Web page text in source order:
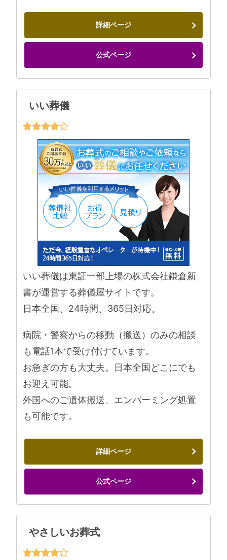
詳細ページ
公式ページ
いい葬儀
いい葬儀は東証一部上場の株式会社鎌倉新
書が運営する葬儀屋サイトです。
日本全国、24時間、365日対応。
病院・警察からの移動（搬送）のみの相談
も電話1本で受け付けています。
お急ぎの方も大丈夫。日本全国どこにでも
お迎え可能。
外国へのご遺体搬送、エンバーミング処置
も可能です。
詳細ページ
公式ページ
やさしいお葬式